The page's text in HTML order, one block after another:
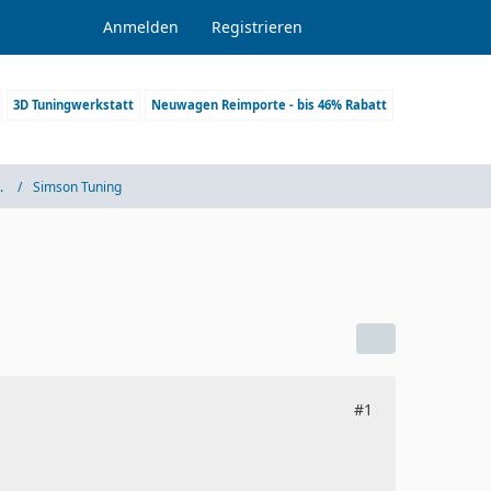
Anmelden Registrieren
3D Tuningwerkstatt Neuwagen Reimporte - bis 46% Rabatt
Simson Tuning
#1